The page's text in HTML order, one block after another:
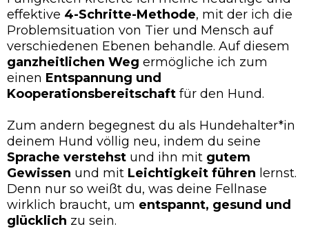
effektive 4-Schritte-Methode, mit der ich die
Problemsituation von Tier und Mensch auf
verschiedenen Ebenen behandle. Auf diesem
ganzheitlichen Weg ermögliche ich zum
einen Entspannung und
Kooperationsbereitschaft für den Hund.
Zum andern begegnest du als Hundehalter*in
deinem Hund völlig neu, indem du seine
Sprache verstehst und ihn mit gutem
Gewissen und mit Leichtigkeit führen lernst.
Denn nur so weißt du, was deine Fellnase
wirklich braucht, um entspannt, gesund und
glücklich zu sein.